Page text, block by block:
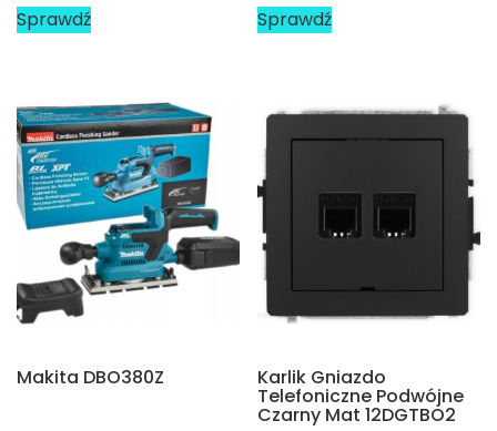
Sprawdź Sprawdź
Makita DBO380Z Karlik Gniazdo
Telefoniczne Podwójne
Czarny Mat 12DGTBO2